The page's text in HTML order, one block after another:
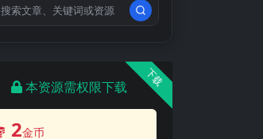
关键词
下载
本资源需权限下载
2金币